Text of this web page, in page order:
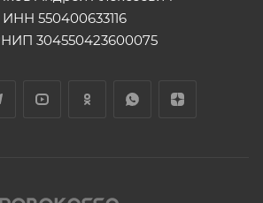
ИНН 550400633116
304550423600075